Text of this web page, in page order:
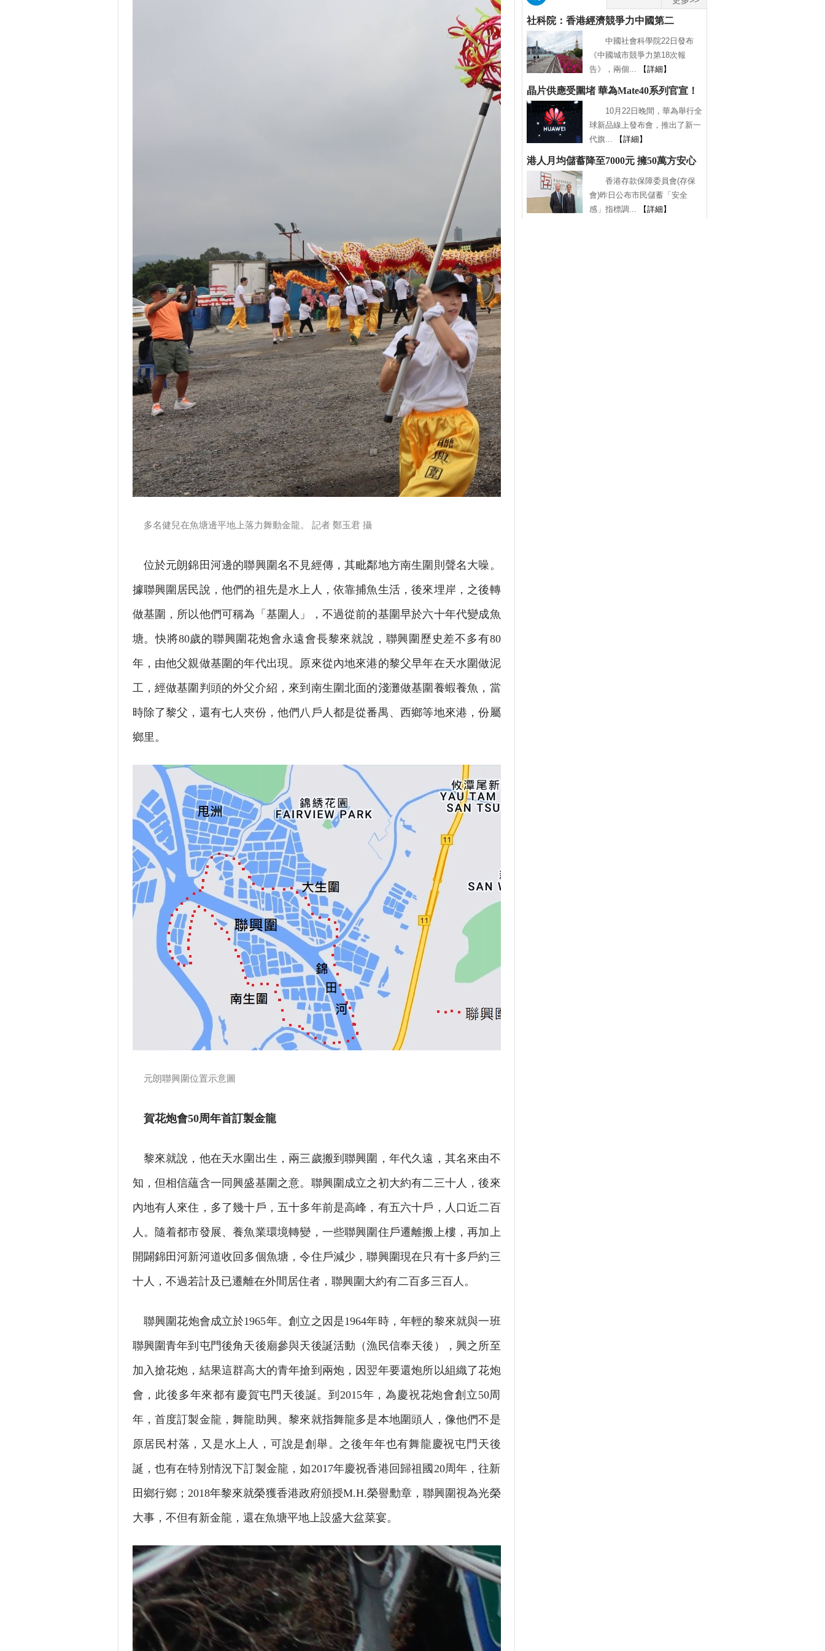
多名健兒在魚塘邊平地上落力舞動金龍。 記者 鄭玉君 攝
位於元朗錦田河邊的聯興圍名不見經傳，其毗鄰地方南生圍則聲名大噪。
據聯興圍居民說，他們的祖先是水上人，依靠捕魚生活，後來埋岸，之後轉
做基圍，所以他們可稱為「基圍人」，不過從前的基圍早於六十年代變成魚
塘。快將80歲的聯興圍花炮會永遠會長黎來就說，聯興圍歷史差不多有80
年，由他父親做基圍的年代出現。原來從內地來港的黎父早年在天水圍做泥
工，經做基圍判頭的外父介紹，來到南生圍北面的淺灘做基圍養蝦養魚，當
時除了黎父，還有七人夾份，他們八戶人都是從番禺、西鄉等地來港，份屬
鄉里。
元朗聯興圍位置示意圖
賀花炮會50周年首訂製金龍
黎來就說，他在天水圍出生，兩三歲搬到聯興圍，年代久遠，其名來由不
知，但相信蘊含一同興盛基圍之意。聯興圍成立之初大約有二三十人，後來
內地有人來住，多了幾十戶，五十多年前是高峰，有五六十戶，人口近二百
人。隨着都市發展、養魚業環境轉變，一些聯興圍住戶遷離搬上樓，再加上
開闢錦田河新河道收回多個魚塘，令住戶減少，聯興圍現在只有十多戶約三
十人，不過若計及已遷離在外間居住者，聯興圍大約有二百多三百人。
聯興圍花炮會成立於1965年。創立之因是1964年時，年輕的黎來就與一班
聯興圍青年到屯門後角天後廟參與天後誕活動（漁民信奉天後），興之所至
加入搶花炮，結果這群高大的青年搶到兩炮，因翌年要還炮所以組織了花炮
會，此後多年來都有慶賀屯門天後誕。到2015年，為慶祝花炮會創立50周
年，首度訂製金龍，舞龍助興。黎來就指舞龍多是本地圍頭人，像他們不是
原居民村落，又是水上人，可說是創舉。之後年年也有舞龍慶祝屯門天後
誕，也有在特別情況下訂製金龍，如2017年慶祝香港回歸祖國20周年，往新
田鄉行鄉；2018年黎來就榮獲香港政府頒授M.H.榮譽勳章，聯興圍視為光榮
大事，不但有新金龍，還在魚塘平地上設盛大盆菜宴。